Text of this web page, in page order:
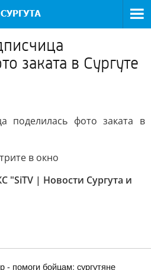
заката в Сургуте
поделилась фото заката в
в окно
"SiTV | Новости Сургута и
- помоги бойцам: сургутяне